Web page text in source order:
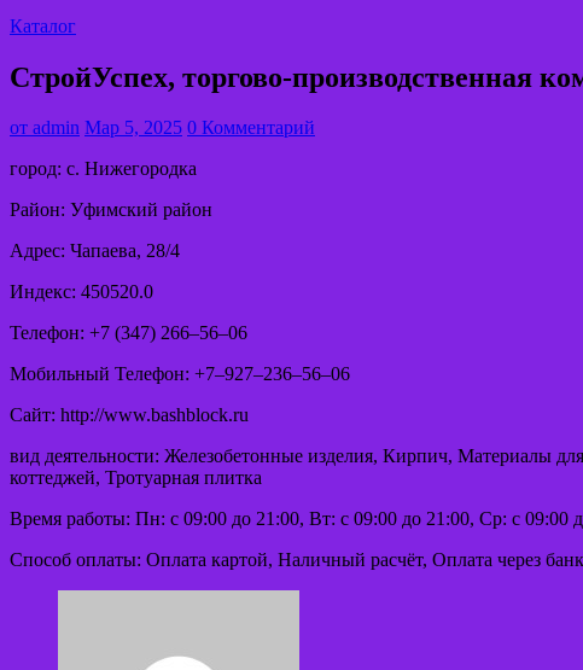
Каталог
СтройУспех, торгово-производственная
от admin Мар 5, 2025 0 Комментарий
город: с. Нижегородка
Район: Уфимский район
Адрес: Чапаева, 28/4
Индекс: 450520.0
Телефон: +7 (347) 266‒56‒06
Мобильный Телефон: +7‒927‒236‒56‒06
Сайт: http://www.bashblock.ru
вид деятельности: Железобетонные изделия, Кирпич, Материалы
коттеджей, Тротуарная плитка
Время работы: Пн: с 09:00 до 21:00, Вт: с 09:00 до 21:00, Ср: с 09:00
Способ оплаты: Оплата картой, Наличный расчёт, Оплата через